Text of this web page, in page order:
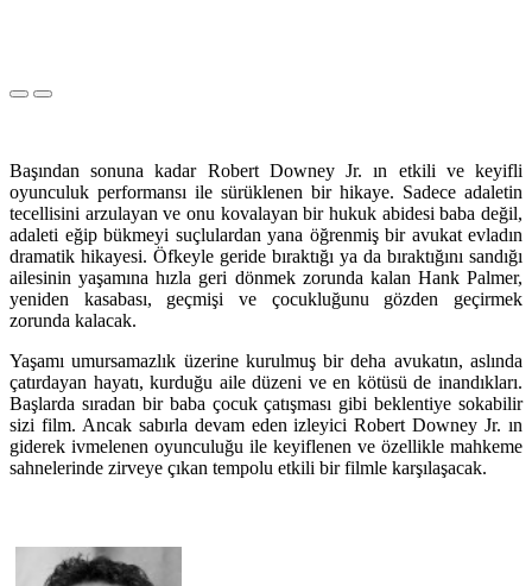
Başından sonuna kadar Robert Downey Jr. ın etkili ve keyifli
oyunculuk performansı ile sürüklenen bir hikaye. Sadece adaletin
tecellisini arzulayan ve onu kovalayan bir hukuk abidesi baba değil,
adaleti eğip bükmeyi suçlulardan yana öğrenmiş bir avukat evladın
dramatik hikayesi. Öfkeyle geride bıraktığı ya da bıraktığını sandığı
ailesinin yaşamına hızla geri dönmek zorunda kalan Hank Palmer,
yeniden kasabası, geçmişi ve çocukluğunu gözden geçirmek
zorunda kalacak.
Yaşamı umursamazlık üzerine kurulmuş bir deha avukatın, aslında
çatırdayan hayatı, kurduğu aile düzeni ve en kötüsü de inandıkları.
Başlarda sıradan bir baba çocuk çatışması gibi beklentiye sokabilir
sizi film. Ancak sabırla devam eden izleyici Robert Downey Jr. ın
giderek ivmelenen oyunculuğu ile keyiflenen ve özellikle mahkeme
sahnelerinde zirveye çıkan tempolu etkili bir filmle karşılaşacak.